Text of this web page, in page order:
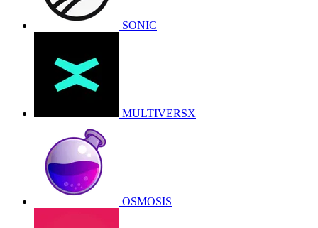
SONIC
MULTIVERSX
OSMOSIS